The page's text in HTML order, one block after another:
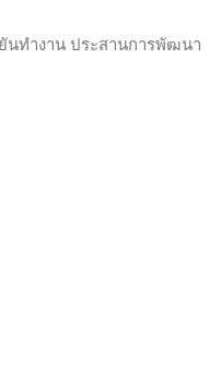
ทำงาน ประสานการพัฒนา